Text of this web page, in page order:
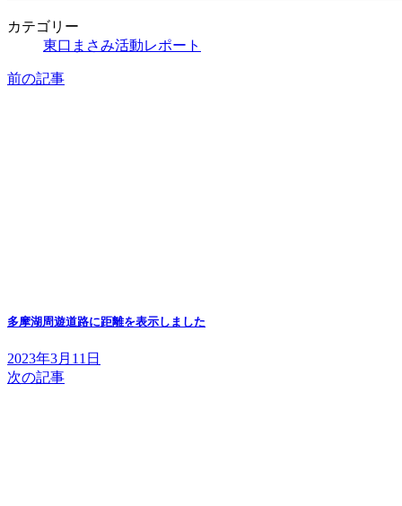
カテゴリー
東口まさみ活動レポート
前の記事
多摩湖周遊道路に距離を表示しました
2023年3月11日
次の記事